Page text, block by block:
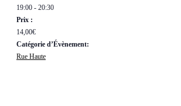
19:00 - 20:30
Prix :
14,00€
Catégorie d’Évènement:
Rue Haute